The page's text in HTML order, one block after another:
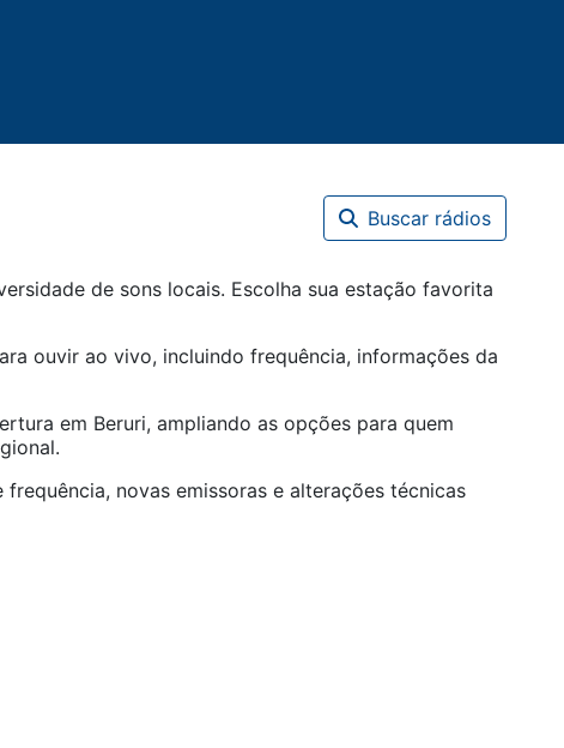
Buscar rádios
de sons locais. Escolha sua estação favorita
ouvir ao vivo, incluindo frequência, informações da
em Beruri, ampliando as opções para quem
novas emissoras e alterações técnicas